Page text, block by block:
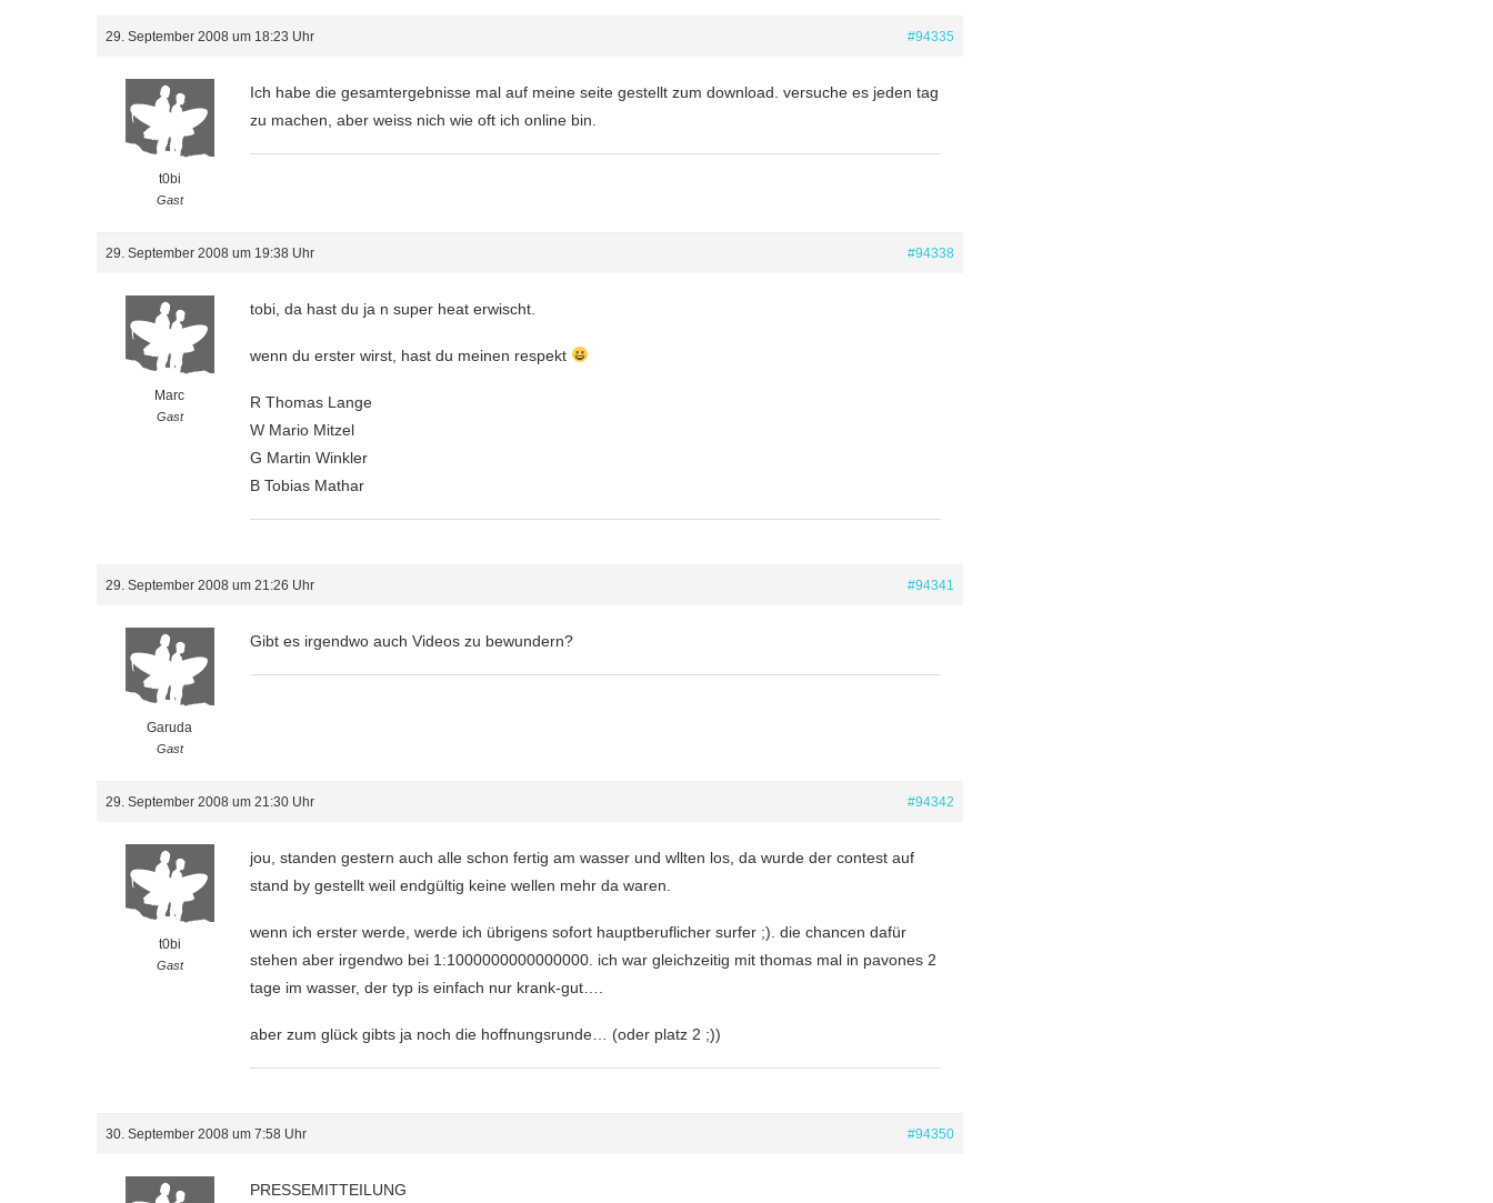
29. September 2008 um 18:23 Uhr #94335
t0bi
Gast
Ich habe die gesamtergebnisse mal auf meine seite gestellt zum download. versuche es jeden tag
zu machen, aber weiss nich wie oft ich online bin.
29. September 2008 um 19:38 Uhr #94338
Marc
Gast
tobi, da hast du ja n super heat erwischt.
wenn du erster wirst, hast du meinen respekt
R Thomas Lange
W Mario Mitzel
G Martin Winkler
B Tobias Mathar
29. September 2008 um 21:26 Uhr #94341
Garuda
Gast
Gibt es irgendwo auch Videos zu bewundern?
29. September 2008 um 21:30 Uhr #94342
t0bi
Gast
jou, standen gestern auch alle schon fertig am wasser und wllten los, da wurde der contest auf
stand by gestellt weil endgültig keine wellen mehr da waren.
wenn ich erster werde, werde ich übrigens sofort hauptberuflicher surfer ;). die chancen dafür
stehen aber irgendwo bei 1:1000000000000000. ich war gleichzeitig mit thomas mal in pavones 2
tage im wasser, der typ is einfach nur krank-gut….
aber zum glück gibts ja noch die hoffnungsrunde… (oder platz 2 ;))
30. September 2008 um 7:58 Uhr #94350
PRESSEMITTEILUNG